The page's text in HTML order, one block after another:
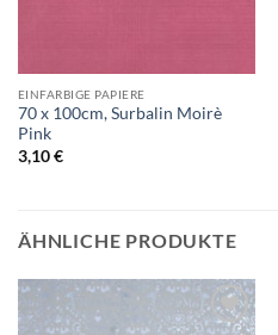
EINFARBIGE PAPIERE
70 x 100cm, Surbalin Moirè
Pink
3,10€
ÄHNLICHE PRODUKTE